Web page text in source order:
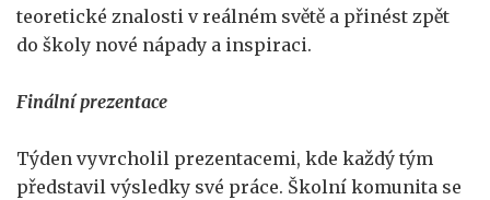
teoretické znalosti v reálném světě a přinést zpět
do školy nové nápady a inspiraci.
Finální prezentace
Týden vyvrcholil prezentacemi, kde každý tým
představil výsledky své práce. Školní komunita se